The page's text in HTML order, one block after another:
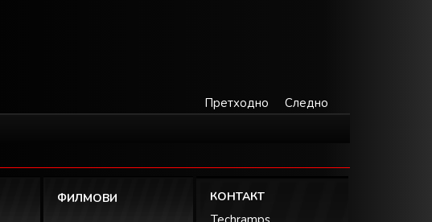
Следно
Претходно
ФИЛМОВИ КОНТАКТ